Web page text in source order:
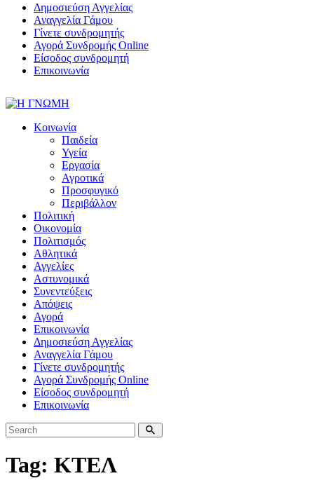
Δημοσιεύση Αγγελίας
Αναγγελία Γάμου
Γίνετε συνδρομητής
Αγορά Συνδρομής Online
Είσοδος συνδρομητή
Επικοινωνία
Κοινωνία
Παιδεία
Υγεία
Εργασία
Αγροτικά
Προσφυγικό
Περιβάλλον
Πολιτική
Οικονομία
Πολιτισμός
Αθλητικά
Αγγελίες
Αστυνομικά
Συνεντεύξεις
Απόψεις
Αγορά
Επικοινωνία
Δημοσιεύση Αγγελίας
Αναγγελία Γάμου
Γίνετε συνδρομητής
Αγορά Συνδρομής Online
Είσοδος συνδρομητή
Επικοινωνία
Tag: ΚΤΕΛ